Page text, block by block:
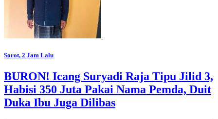
Sorot, 2 Jam Lalu
BURON! Icang Suryadi Raja Tipu Jilid 3,
Habisi 350 Juta Pakai Nama Pemda, Duit
Duka Ibu Juga Dilibas